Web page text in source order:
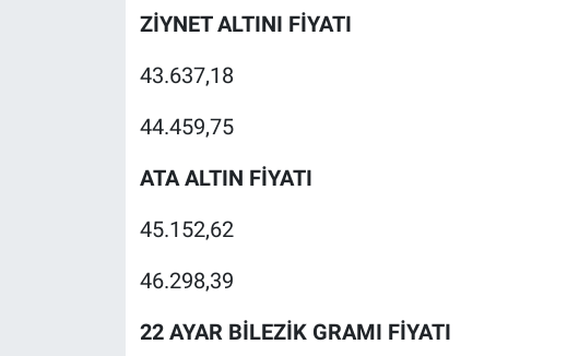
ZİYNET ALTINI FİYATI
43.637,18
44.459,75
ATA ALTIN FİYATI
45.152,62
46.298,39
22 AYAR BİLEZİK GRAMI FİYATI